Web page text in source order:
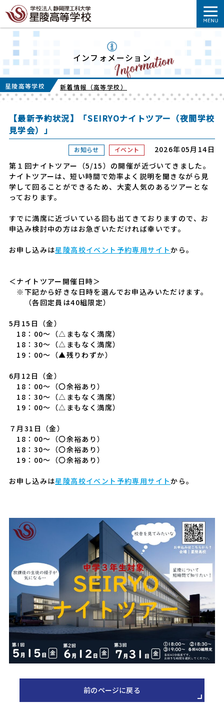
インフォメーション
星陵高等学校 新着情報（高等学校）
【最新予約状況】「SEIRYOナイトツアー（夜間学校
見学会）」
お知らせ イベント
2026年05月14日
第１回ナイトツアー（5/15）の開催が近づいてきました。
ナイトツアーは、短い時間で効率よく説明を聞きながら見
学して回ることができるため、大変人気のあるツアーとな
っております。
すでに満席に近づいている回も出てきておりますので、お
申込み検討中の方はお急ぎいただければ幸いです。
お申し込みは星陵高校イベント予約専用サイトから。
＜ナイトツアー開催日時＞
※下記から好きな日時を選んでお申込みいただけます。
（各回定員は40組限定）
5月15日（金）
18：00～（△まもなく満席）
18：30～（△まもなく満席）
19：00～（▲残りわずか）
6月12日（金）
18：00～（〇余裕あり）
18：30～（△まもなく満席）
19：00～（△まもなく満席）
７月31日（金）
18：00～（〇余裕あり）
18：30～（〇余裕あり）
19：00～（〇余裕あり）
お申し込みは星陵高校イベント予約専用サイトから。
前のページに戻る